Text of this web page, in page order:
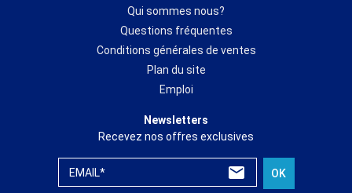
Qui sommes nous?
Questions fréquentes
Conditions générales de ventes
Plan du site
Emploi
Newsletters
Recevez nos offres exclusives
EMAIL* OK